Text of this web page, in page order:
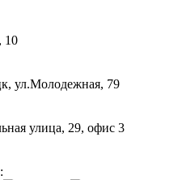
10
ул.Молодежная, 79
улица, 29, офис 3